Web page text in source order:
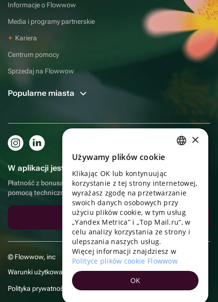
Informacje o Flowwow
Media i programy partnerskie
Kariera
Centrum pomocy
Sprzedaj na Flowwow
Popularne miasta
W aplikacji jest to jeszcze wygodniejsze!
Płatność z bonusami, samodzielna dostawa, wygodny czat z
pomocą techniczną
Pobierz aplikację
© Flowwow, inc
Warunki użytkowania
Polityka prywatności
UKRAINIAN
PORTUGUESE
SPANISH
TURKISH
×
Używamy plików cookie
Klikając OK lub kontynuując
korzystanie z tej strony internetowej,
wyrażasz zgodę na przetwarzanie
swoich danych osobowych przy
użyciu plików cookie, w tym usług
„Yandex Metrica” i „Top Mail.ru”, w
celu analizy korzystania ze strony i
ulepszania naszych usług.
Więcej informacji znajdziesz w
Polityce plików cookie Flowwow
OK